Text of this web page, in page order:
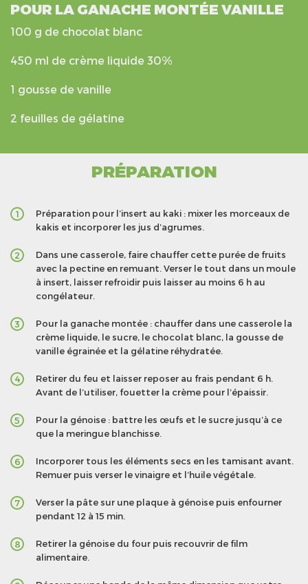
POUR LA GANACHE MONTÉE VANILLE
100 g de chocolat blanc
450 ml de crème liquide 30%
1 gousse de vanille
2 feuilles de gélatine
PRÉPARATION
1
Préparation pour l’insert au kaki : mixer les morceaux de
kakis et incorporer les jus d’agrumes.
2
Dans une casserole, faire chauffer cette purée de fruits
avec la pectine en remuant. Verser le tout dans un moule
à insert, laisser refroidir puis laisser au moins 6 h au
congélateur.
3
Pour la ganache montée : chauffer dans une casserole la
crème liquide, le sucre, le chocolat blanc, la gousse de
vanille égrainée et la gélatine réhydratée.
4
Retirer du feu et laisser reposer au frais pendant 6 h.
Avant de l’utiliser, fouetter la crème pour l’épaissir.
5
Pour la génoise : battre les œufs et le sucre jusqu’à ce
que la meringue blanchisse.
6
Incorporer tous les éléments secs en les tamisant avant.
Remuer puis verser le vinaigre et l’huile végétale.
7
Verser la pâte sur une plaque à génoise puis enfourner
pendant 12 à 15 min.
8
Retirer la génoise du four puis recouvrir de film
alimentaire.